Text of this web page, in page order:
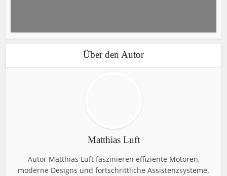
Über den Autor
Matthias Luft
Autor Matthias Luft faszinieren effiziente Motoren,
moderne Designs und fortschrittliche Assistenzsysteme.